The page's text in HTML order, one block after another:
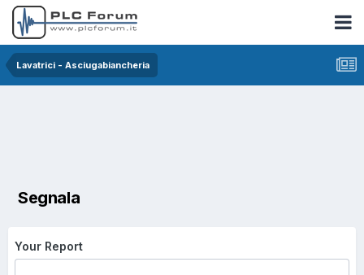
Lavatrici - Asciugabiancheria
Segnala
Your Report